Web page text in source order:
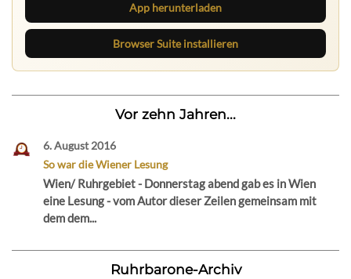
App herunterladen
Browser Suite installieren
Vor zehn Jahren...
6. August 2016
So war die Wiener Lesung
Wien/ Ruhrgebiet - Donnerstag abend gab es in Wien
eine Lesung - vom Autor dieser Zeilen gemeinsam mit
dem dem...
Ruhrbarone-Archiv